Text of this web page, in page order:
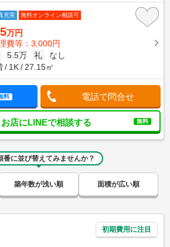
充実 無料オンライン相談可
万円
費等：3,000円
5.5万 礼
なし
1K 27.15㎡
料 電話で問合せ
お店にLINEで相談する 無料
番に並び替えてみませんか？
築年数が浅い順 面積が広い順
初期費用に注目